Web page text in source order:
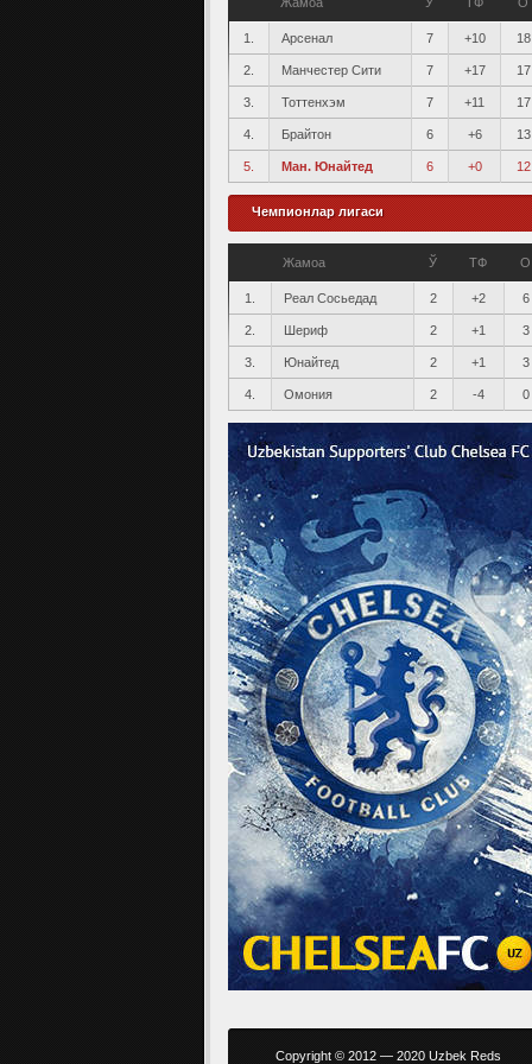
1. Арсенал 7 +10 18
2. Манчестер Сити 7 +17 17
3. Тоттенхэм 7 +11 17
4. Брайтон 6 +6 13
5. Ман. Юнайтед 6 +0 12
Чемпионлар лигаси
Жамоа Ў ТФ О
1. Реал Сосьедад 2 +2 6
2. Шериф 2 +1 3
3. Юнайтед 2 +1 3
4. Омония 2 -4 0
Copyright © 2012 — 2020 Uzbek Reds